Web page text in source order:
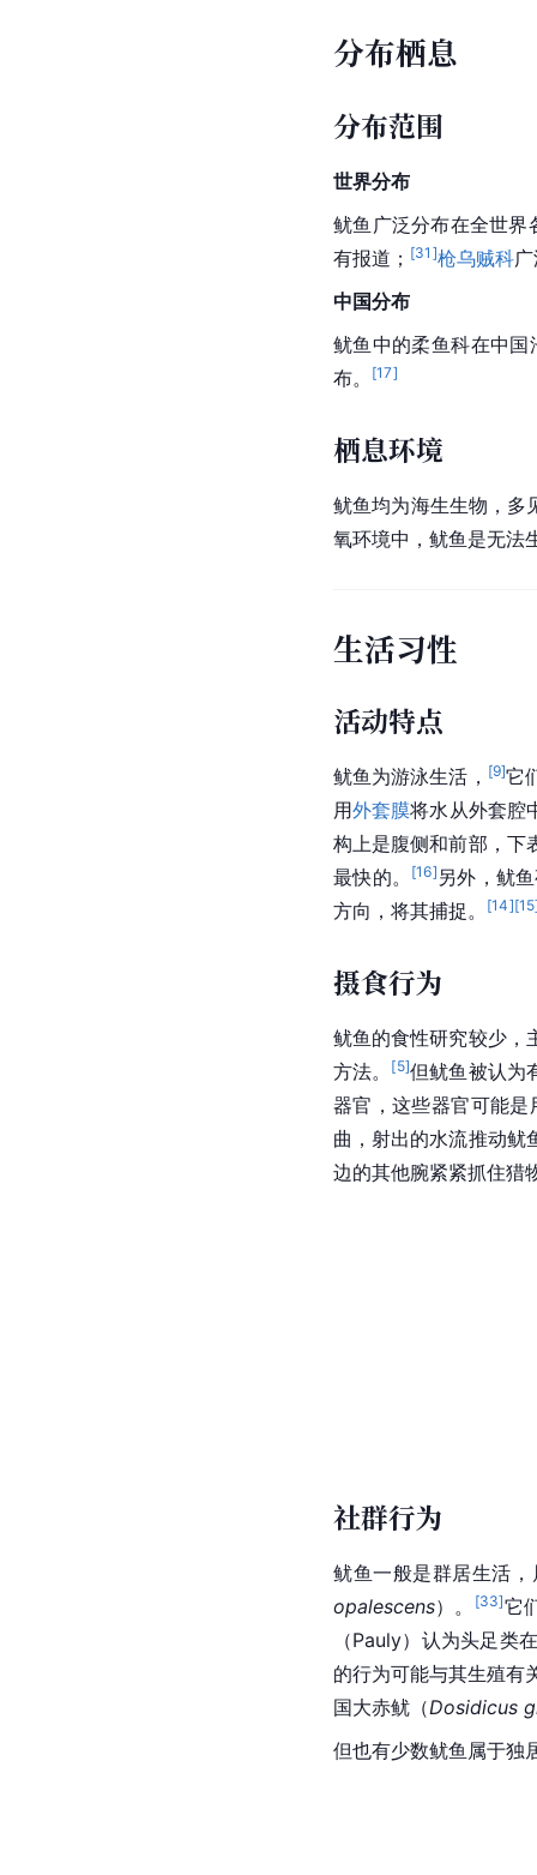
分布栖息
分布范围
世界分布
鱿鱼广泛分布在全世界
有报道； [31 ]枪乌贼科
中国分布
鱿鱼中的柔鱼科在中
布。
[17]
栖息环境
鱿鱼均为海生生物，多
氧环境中，鱿鱼是无法
生活习性
活动特点
鱿鱼为游泳生活， [9]它
用外套膜将水从外套腔
构上是腹侧和前部，下
最快的。
[16] 另外，鱿
方向，将其捕捉。
[14][15
摄食行为
鱿鱼的食性研究较少，
方法。
[5]但鱿鱼被认为
器官，这些器官可能
曲，射出的水流推动鱿
边的其他腕紧紧抓住猎
社群行为
鱿鱼一般是群居生活
opalescens）。 [33]它
（Pauly）认为头足类
的行为可能与其生殖有
国大赤鱿（Dosidicus
但也有少数鱿鱼属于独